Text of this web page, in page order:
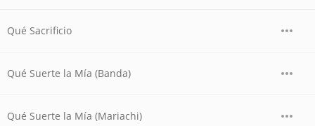
Qué Sacrificio
Qué Suerte la Mía (Banda)
Qué Suerte la Mía (Mariachi)